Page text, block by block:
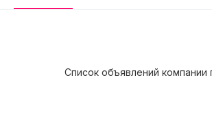
Список объявлений компании